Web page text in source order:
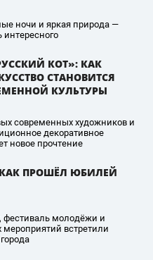
ночи и яркая природа —
КОТ»: КАК
СТАНОВИТСЯ
КУЛЬТУРЫ
современных художников и
декоративное
новое прочтение
КАК ПРОШЁЛ ЮБИЛЕЙ
фестиваль молодёжи и
мероприятий встретили